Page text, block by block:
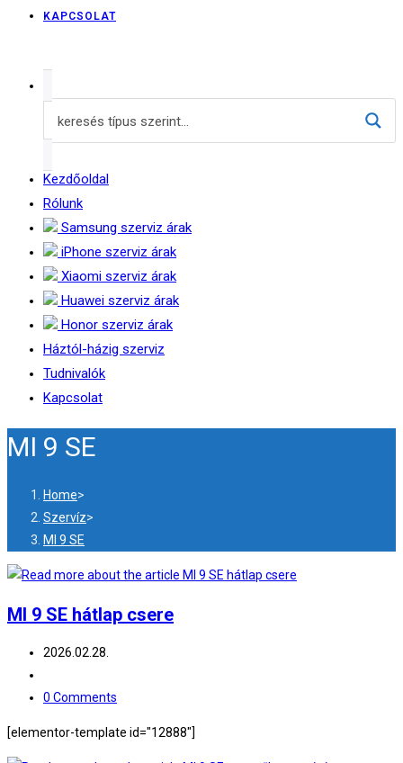
KAPCSOLAT
Kezdőoldal
Rólunk
Samsung szerviz árak
iPhone szerviz árak
Xiaomi szerviz árak
Huawei szerviz árak
Honor szerviz árak
Háztól-házig szerviz
Tudnivalók
Kapcsolat
MI 9 SE
Home>
Szervíz>
MI 9 SE
MI 9 SE hátlap csere
2026.02.28.
0 Comments
[elementor-template id="12888"]